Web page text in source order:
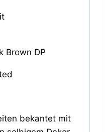
Brown DP
bekantet mit